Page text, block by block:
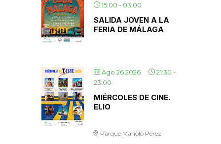
15:00 - 03:00
SALIDA JOVEN A LA
FERIA DE MÁLAGA
Ago 26 2026 21:30 -
23:00
MIÉRCOLES DE CINE.
ELIO
Parque Manolo Pérez